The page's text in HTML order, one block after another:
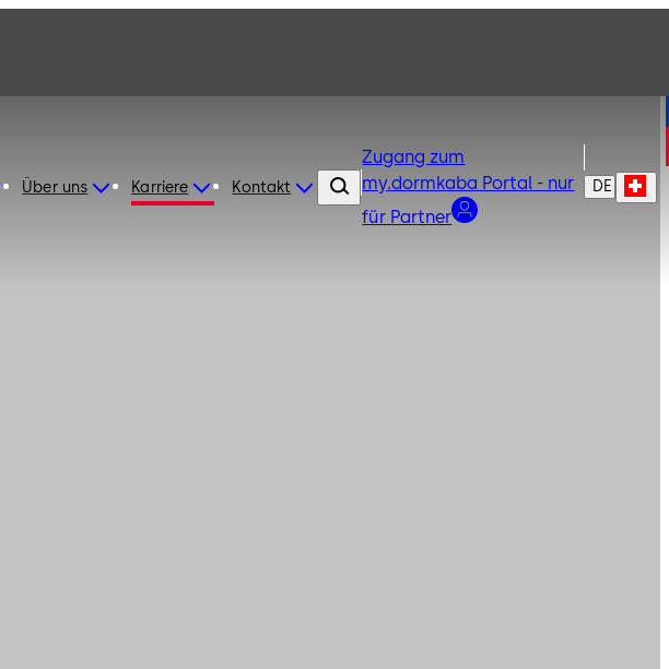
Über uns Karriere Kontakt
Zugang zum
my.dormkaba Portal - nur
für Partner
DE